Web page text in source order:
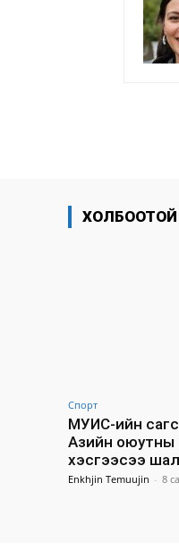
Спорт
МУИС-ийн
Азийн оюутны
хэсгээсээ
Enkhjin Temuujin - 8